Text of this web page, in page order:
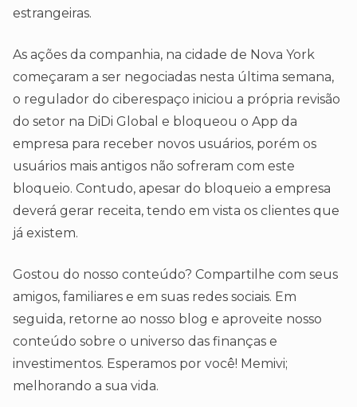
estrangeiras.
As ações da companhia, na cidade de Nova York
começaram a ser negociadas nesta última semana,
o regulador do ciberespaço iniciou a própria revisão
do setor na DiDi Global e bloqueou o App da
empresa para receber novos usuários, porém os
usuários mais antigos não sofreram com este
bloqueio. Contudo, apesar do bloqueio a empresa
deverá gerar receita, tendo em vista os clientes que
já existem.
Gostou do nosso conteúdo? Compartilhe com seus
amigos, familiares e em suas redes sociais. Em
seguida, retorne ao nosso blog e aproveite nosso
conteúdo sobre o universo das finanças e
investimentos. Esperamos por você! Memivi;
melhorando a sua vida.